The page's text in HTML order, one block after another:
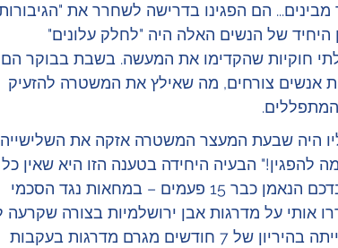
הם הפגינו בדרישה לשחרר את
של הנשים האלה היה "לחלק עלונים"
חוקיות שהקדימו את המעשה. בשבת בבוקר
אנשים צורחים, מה שאילץ את המשטרה להזעיק
המתפללים.
היה שבעת המעצר המשטרה אזקה את
להפגין!" הבעיה היחידה בטענה הזו היא שאין
חדש תחת השמש. משטרת ישראל עצרה את עבדכם הנאמן כבר 15 פעמים – במחאות נגד הסכמי
אותי על מדרגות אבן ירושלמיות בצורה שקרעה
את הגב, ירו עלי במכת"זיות וזרקו את אשתי שהייתה בהיריון של 7 חודשים מגרם מדרגות בעקבות